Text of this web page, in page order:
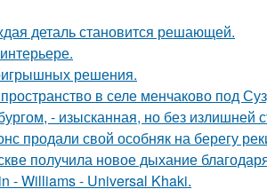
деталь становится решающей.
решения.
в селе менчаково под
- изысканная, но без излишней
продали свой особняк на берегу
получила новое дыхание
- Williams - Universal Khaki.